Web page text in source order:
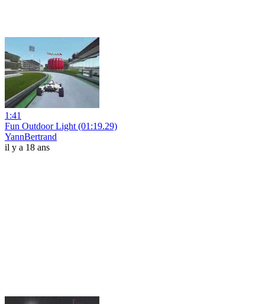
1:41
Fun Outdoor Light (01:19.29)
YannBertrand
il y a 18 ans